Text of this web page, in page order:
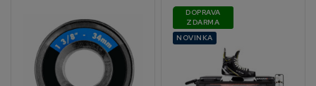
DOPRAVA
ZDARMA
NOVINKA